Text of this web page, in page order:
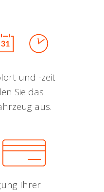
und -zeit
Sie das
aus.
Ihrer